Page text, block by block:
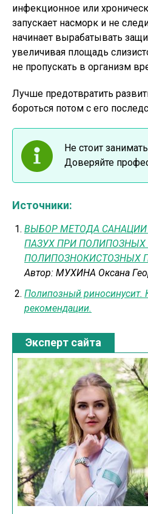
инфекционное или
запускает насморк и не
начинает вырабатывать
увеличивая площадь
не пропускать в организм
Лучше предотвратить
бороться потом с его
Не стоит
Доверяйте
Источники:
ВЫБОР МЕТОДА
ПАЗУХ ПРИ ПОЛИПОЗНЫХ
ПОЛИПОЗНОКИСТОЗНЫХ
Автор: МУХИНА Оксана
Полипозный риносинусит.
рекомендации.
Эксперт сайта